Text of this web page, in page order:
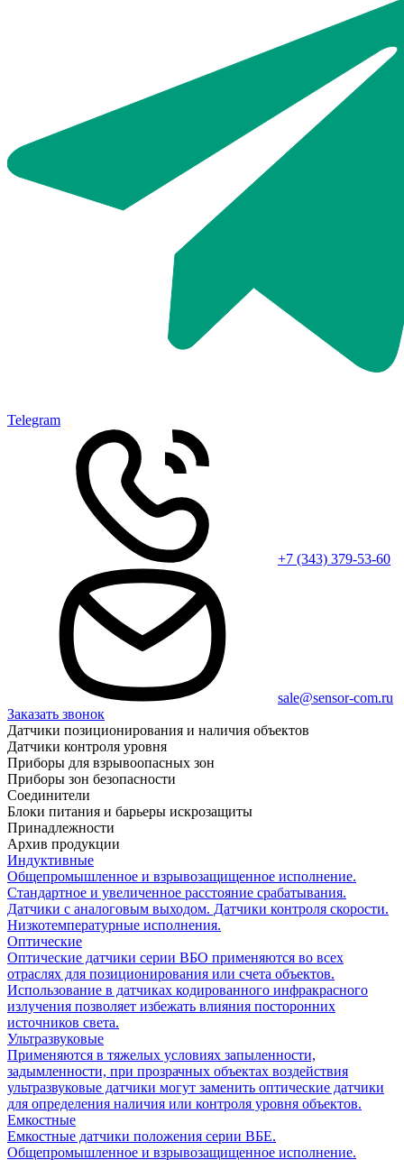
Telegram
+7 (343) 379-53-60
sale@sensor-com.ru
Заказать звонок
Датчики позиционирования и наличия объектов
Датчики контроля уровня
Приборы для взрывоопасных зон
Приборы зон безопасности
Соединители
Блоки питания и барьеры искрозащиты
Принадлежности
Архив продукции
Индуктивные
Общепромышленное и взрывозащищенное исполнение.
Стандартное и увеличенное расстояние срабатывания.
Датчики с аналоговым выходом. Датчики контроля скорости.
Низкотемпературные исполнения.
Оптические
Оптические датчики серии ВБО применяются во всех
отраслях для позиционирования или счета объектов.
Использование в датчиках кодированного инфракрасного
излучения позволяет избежать влияния посторонних
источников света.
Ультразвуковые
Применяются в тяжелых условиях запыленности,
задымленности, при прозрачных объектах воздействия
ультразвуковые датчики могут заменить оптические датчики
для определения наличия или контроля уровня объектов.
Емкостные
Емкостные датчики положения серии ВБЕ.
Общепромышленное и взрывозащищенное исполнение.